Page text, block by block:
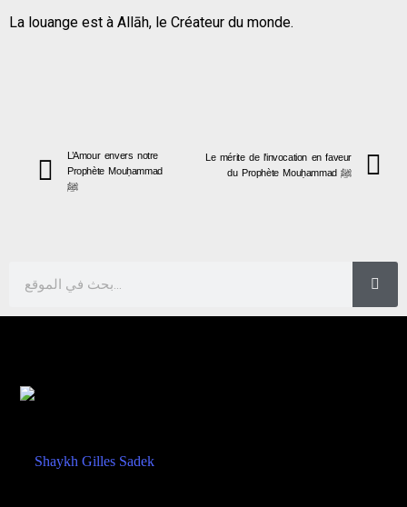
La louange est à Allāh, le Créateur du monde.
L’Amour envers notre
Prophète Mouḥammad
ﷺ
Le mérite de l’invocation en faveur
du Prophète Mouḥammad ﷺ